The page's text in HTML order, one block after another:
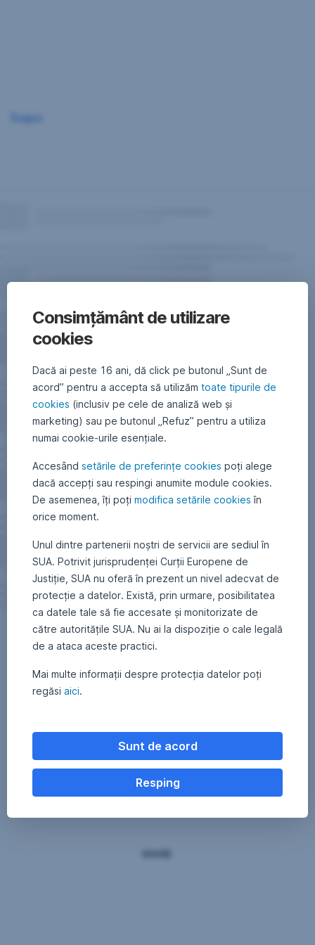
Înapoi
Consimțământ de utilizare
cookies
Dacă ai peste 16 ani, dă click pe butonul „Sunt de
acord” pentru a accepta să utilizăm toate tipurile de
cookies (inclusiv pe cele de analiză web și
marketing) sau pe butonul „Refuz” pentru a utiliza
numai cookie-urile esențiale.
Accesând setările de preferințe cookies poți alege
dacă accepți sau respingi anumite module cookies.
De asemenea, îți poți modifica setările cookies în
orice moment.
Unul dintre partenerii noștri de servicii are sediul în
SUA. Potrivit jurisprudenței Curții Europene de
Justiție, SUA nu oferă în prezent un nivel adecvat de
protecție a datelor. Există, prin urmare, posibilitatea
ca datele tale să fie accesate și monitorizate de
către autoritățile SUA. Nu ai la dispoziție o cale legală
de a ataca aceste practici.
Mai multe informații despre protecția datelor poți
regăsi aici.
Sunt de acord
Resping